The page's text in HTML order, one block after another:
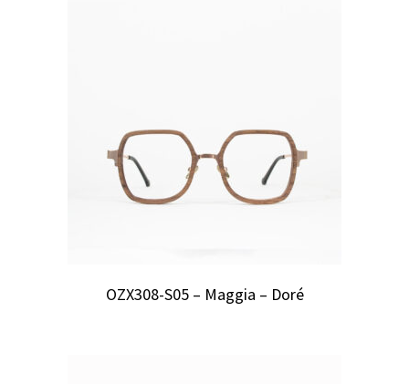
OZX308-S05 – Maggia – Doré